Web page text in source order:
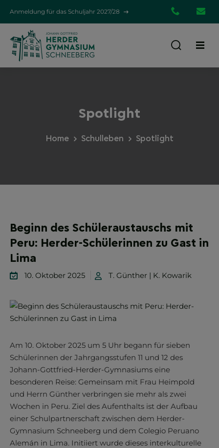
Anmeldung für das Schuljahr 2027/28
03772
Spotlight
Home Schulleben Spotlight
Beginn des Schüleraustauschs mit
Peru: Herder-Schülerinnen zu Gast in
Lima
10. Oktober 2025 T. Günther | K. Kowarik
Am 10. Oktober 2025 um 5 Uhr begann für sieben
Schülerinnen der Jahrgangsstufen 11 und 12 des
Johann-Gottfried-Herder-Gymnasiums eine
besonderen Reise: Gemeinsam mit Frau Heimpold
und Herrn Günther verbringen sie mehr als zwei
Wochen in Peru. Ziel des Aufenthalts ist der Aufbau
einer Schulpartnerschaft zwischen dem Herder-
Gymnasium Schneeberg und dem Colegio Peruano
Alemán in Lima. Initiiert wurde dieses interkulturelle